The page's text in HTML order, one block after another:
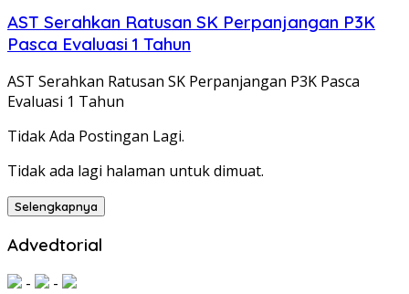
AST Serahkan Ratusan SK Perpanjangan P3K
Pasca Evaluasi 1 Tahun
AST Serahkan Ratusan SK Perpanjangan P3K Pasca
Evaluasi 1 Tahun
Tidak Ada Postingan Lagi.
Tidak ada lagi halaman untuk dimuat.
Selengkapnya
Advedtorial
- -